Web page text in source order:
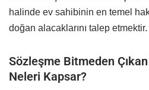
halinde ev sahibinin en temel
doğan alacaklarını talep etmektir.
Sözleşme Bitmeden Çıkan
Neleri Kapsar?